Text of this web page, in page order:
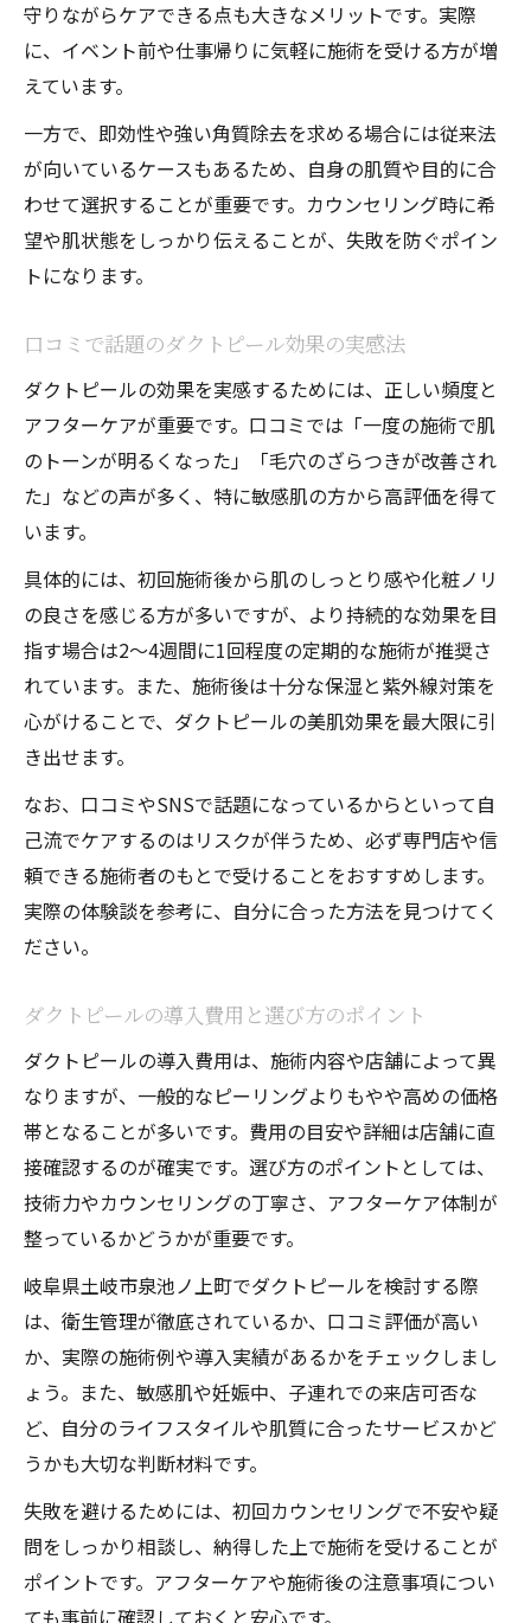
守りながらケアできる点も大きなメリットです。実際
に、イベント前や仕事帰りに気軽に施術を受ける方が増
えています。
一方で、即効性や強い角質除去を求める場合には従来法
が向いているケースもあるため、自身の肌質や目的に合
わせて選択することが重要です。カウンセリング時に希
望や肌状態をしっかり伝えることが、失敗を防ぐポイン
トになります。
口コミで話題のダクトピール効果の実感法
ダクトピールの効果を実感するためには、正しい頻度と
アフターケアが重要です。口コミでは「一度の施術で肌
のトーンが明るくなった」「毛穴のざらつきが改善され
た」などの声が多く、特に敏感肌の方から高評価を得て
います。
具体的には、初回施術後から肌のしっとり感や化粧ノリ
の良さを感じる方が多いですが、より持続的な効果を目
指す場合は2～4週間に1回程度の定期的な施術が推奨さ
れています。また、施術後は十分な保湿と紫外線対策を
心がけることで、ダクトピールの美肌効果を最大限に引
き出せます。
なお、口コミやSNSで話題になっているからといって自
己流でケアするのはリスクが伴うため、必ず専門店や信
頼できる施術者のもとで受けることをおすすめします。
実際の体験談を参考に、自分に合った方法を見つけてく
ださい。
ダクトピールの導入費用と選び方のポイント
ダクトピールの導入費用は、施術内容や店舗によって異
なりますが、一般的なピーリングよりもやや高めの価格
帯となることが多いです。費用の目安や詳細は店舗に直
接確認するのが確実です。選び方のポイントとしては、
技術力やカウンセリングの丁寧さ、アフターケア体制が
整っているかどうかが重要です。
岐阜県土岐市泉池ノ上町でダクトピールを検討する際
は、衛生管理が徹底されているか、口コミ評価が高い
か、実際の施術例や導入実績があるかをチェックしまし
ょう。また、敏感肌や妊娠中、子連れでの来店可否な
ど、自分のライフスタイルや肌質に合ったサービスかど
うかも大切な判断材料です。
失敗を避けるためには、初回カウンセリングで不安や疑
問をしっかり相談し、納得した上で施術を受けることが
ポイントです。アフターケアや施術後の注意事項につい
ても事前に確認しておくと安心です。